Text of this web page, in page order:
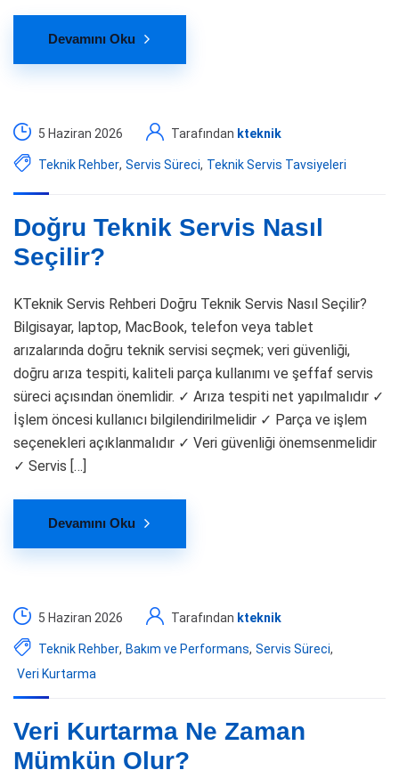
Devamını Oku
5 Haziran 2026 Tarafından kteknik
Teknik Rehber, Servis Süreci, Teknik Servis Tavsiyeleri
Doğru Teknik Servis Nasıl
Seçilir?
KTeknik Servis Rehberi Doğru Teknik Servis Nasıl Seçilir?
Bilgisayar, laptop, MacBook, telefon veya tablet
arızalarında doğru teknik servisi seçmek; veri güvenliği,
doğru arıza tespiti, kaliteli parça kullanımı ve şeffaf servis
süreci açısından önemlidir. ✓ Arıza tespiti net yapılmalıdır ✓
İşlem öncesi kullanıcı bilgilendirilmelidir ✓ Parça ve işlem
seçenekleri açıklanmalıdır ✓ Veri güvenliği önemsenmelidir
✓ Servis […]
Devamını Oku
5 Haziran 2026 Tarafından kteknik
Teknik Rehber, Bakım ve Performans, Servis Süreci,
Veri Kurtarma
Veri Kurtarma Ne Zaman
Mümkün Olur?